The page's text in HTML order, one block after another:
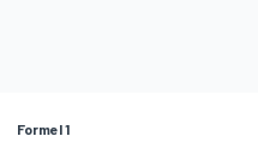
Formel 1